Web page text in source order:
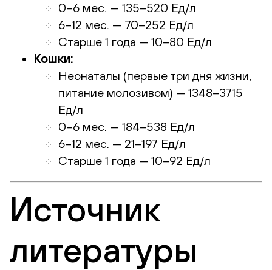
0–6 мес. — 135–520 Ед/л
6–12 мес. — 70–252 Ед/л
Старше 1 года — 10–80 Ед/л
Кошки:
Неонаталы (первые три дня жизни,
питание молозивом) — 1348–3715
Ед/л
0–6 мес. — 184–538 Ед/л
6–12 мес. — 21–197 Ед/л
Старше 1 года — 10–92 Ед/л
Источник
литературы